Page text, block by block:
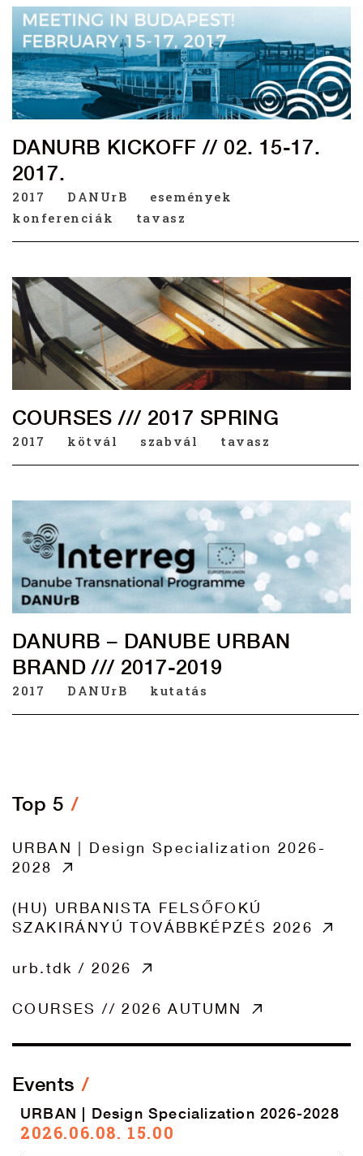
DANURB KICKOFF // 02. 15-17.
2017.
2017 DANUrB
események
konferenciák
tavasz
COURSES /// 2017 SPRING
2017 kötvál szabvál tavasz
DANURB – DANUBE URBAN
BRAND /// 2017-2019
2017 DANUrB kutatás
Top 5
URBAN | Design Specialization 2026-
2028
(HU) URBANISTA FELSŐFOKÚ
SZAKIRÁNYÚ TOVÁBBKÉPZÉS 2026
urb.tdk / 2026
COURSES // 2026 AUTUMN
Events
URBAN | Design Specialization 2026-2028
2026.06.08. 15.00